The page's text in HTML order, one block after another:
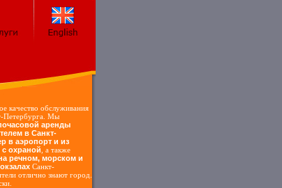
качество обслуживания
Петербурга. Мы
аренды
в Санкт-
в аэропорт и из
с охраной , а также
речном, морском и
Санкт-
отлично знают город.